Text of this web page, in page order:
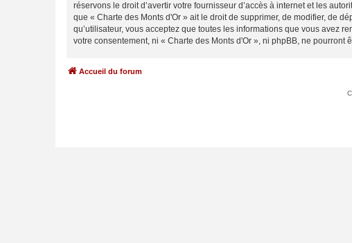
réservons le droit d’avertir votre fournisseur d’accès à internet et les
que « Charte des Monts d'Or » ait le droit de supprimer, de modifier, de
qu’utilisateur, vous acceptez que toutes les informations que vous avez
votre consentement, ni « Charte des Monts d'Or », ni phpBB, ne
Accueil du forum